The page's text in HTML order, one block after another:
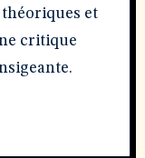
et
critique